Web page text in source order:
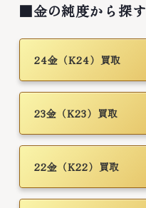
■金の純度から探す
24金（K24）買取
23金（K23）買取
22金（K22）買取